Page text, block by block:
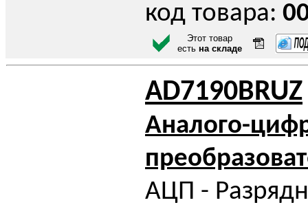
код товара:
Этот товар
есть на складе
AD7190BRUZ
Аналого-
АЦП -